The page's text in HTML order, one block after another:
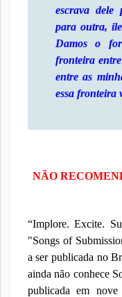
escrava
para outra,
Damos o
fronteira
entre as
essa fronteira
NÃO
“Implore. Excite.
"Songs of
a ser publicada no
ainda não conhece
publicada em